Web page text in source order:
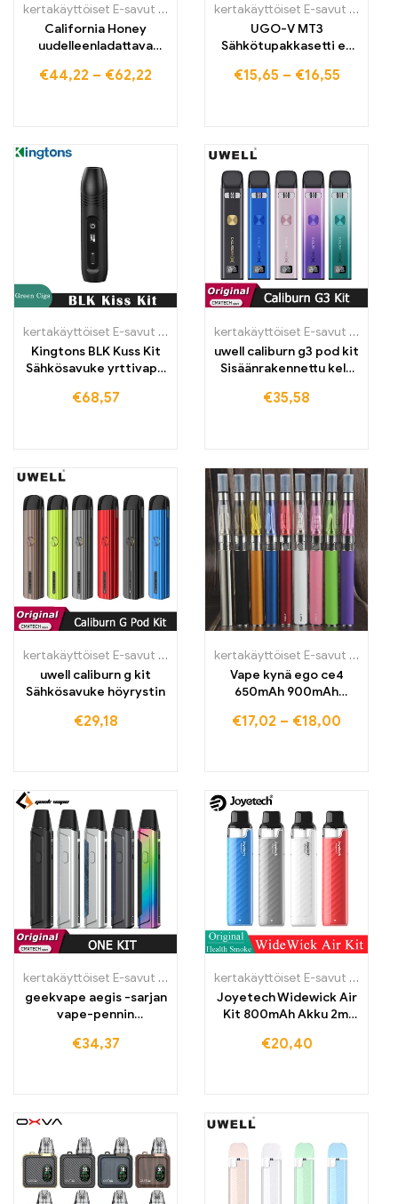
kertakäyttöiset E-savut Suomi kertakäyttöiset E-savut Suomi
California Honey
uudelleenladattava
lapsiturvallisuudella
€44,22 – €62,22
kertakäyttöiset E-savut Suomi
UGO-V MT3
Sähkötupakkasetti e-
aloituspaketti
€15,65 – €16,55
kertakäyttöiset E-savut Suomi kertakäyttöiset E-savut Suomi
Kingtons BLK Kuss Kit
Sähkösavuke yrttivape
€68,57
kertakäyttöiset E-savut Suomi
uwell caliburn g3 pod kit
Sisäänrakennettu kela
€35,58
kertakäyttöiset E-savut Suomi kertakäyttöiset E-savut Suomi
uwell caliburn g kit
Sähkösavuke höyrystin
€29,18
kertakäyttöiset E-savut Suomi
Vape kynä ego ce4
650mAh 900mAh
Sähkösavuke
€17,02 – €18,00
kertakäyttöiset E-savut Suomi kertakäyttöiset E-savut Suomi
geekvape aegis -sarjan
vape-pennin
akku 2ml pod
€34,37
kertakäyttöiset E-savut Suomi
Joyetech Widewick Air
Kit 800mAh Akku 2ml
Sähkösavuke mtl vape
€20,40